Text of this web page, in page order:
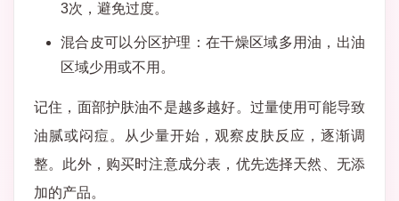
3次，避免过度。
混合皮可以分区护理：在干燥区域多用油，出油
区域少用或不用。
记住，面部护肤油不是越多越好。过量使用可能导致
油腻或闷痘。从少量开始，观察皮肤反应，逐渐调
整。此外，购买时注意成分表，优先选择天然、无添
加的产品。